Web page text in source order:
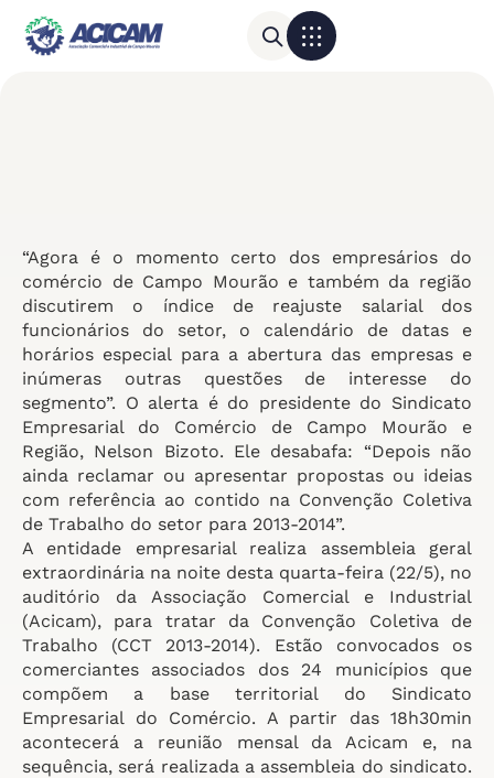
“Agora é o momento certo dos empresários do
comércio de Campo Mourão e também da região
discutirem o índice de reajuste salarial dos
funcionários do setor, o calendário de datas e
horários especial para a abertura das empresas e
inúmeras outras questões de interesse do
segmento”. O alerta é do presidente do Sindicato
Empresarial do Comércio de Campo Mourão e
Região, Nelson Bizoto. Ele desabafa: “Depois não
ainda reclamar ou apresentar propostas ou ideias
com referência ao contido na Convenção Coletiva
de Trabalho do setor para 2013-2014”.
A entidade empresarial realiza assembleia geral
extraordinária na noite desta quarta-feira (22/5), no
auditório da Associação Comercial e Industrial
(Acicam), para tratar da Convenção Coletiva de
Trabalho (CCT 2013-2014). Estão convocados os
comerciantes associados dos 24 municípios que
compõem a base territorial do Sindicato
Empresarial do Comércio. A partir das 18h30min
acontecerá a reunião mensal da Acicam e, na
sequência, será realizada a assembleia do sindicato.